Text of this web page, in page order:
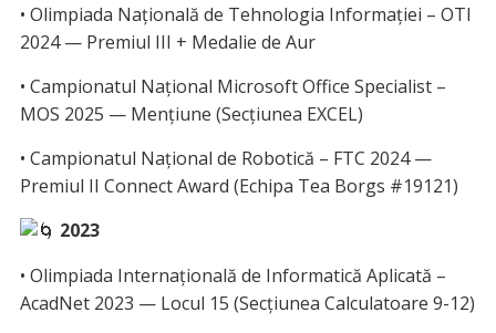
• Olimpiada Națională de Tehnologia Informației – OTI
2024 — Premiul III + Medalie de Aur
• Campionatul Național Microsoft Office Specialist –
MOS 2025 — Mențiune (Secțiunea EXCEL)
• Campionatul Național de Robotică – FTC 2024 —
Premiul II Connect Award (Echipa Tea Borgs #19121)
2023
• Olimpiada Internațională de Informatică Aplicată –
AcadNet 2023 — Locul 15 (Secțiunea Calculatoare 9-12)